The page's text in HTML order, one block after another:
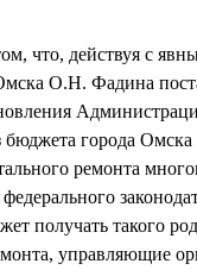
что, действуя с
О.Н. Фадина
города
ремонта
получать такого
управляющие